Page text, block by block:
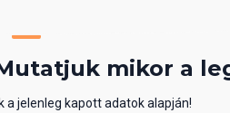
mikor a
a jelenleg kapott adatok alapján!